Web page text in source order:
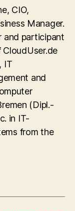
CIO,
Manager.
and participant
IT
and
(Dipl.-
in IT-
from the